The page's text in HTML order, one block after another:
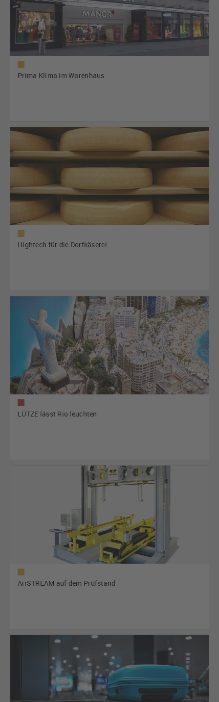
Prima Klima im Warenhaus
Hightech für die Dorfkäserei
LÜTZE lässt Rio leuchten
AirSTREAM auf dem Prüfstand